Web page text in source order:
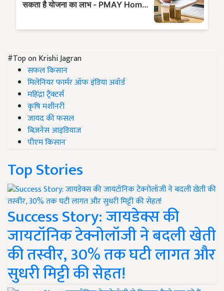
#Top on Krishi Jagran
सफल किसान
मिलेनियर फार्मर ऑफ इंडिया अवॉर्ड
महिंद्रा ट्रैक्टर्स
कृषि मशीनरी
जायद की फसल
बिज़नेस आइडियाज
पीएम किसान
Top Stories
Success Story: जायडेक्स की
जायटॉनिक टेक्नोलॉजी ने बदली खेती
की तस्वीर, 30% तक घटी लागत और
सुधरी मिट्टी की सेहत!